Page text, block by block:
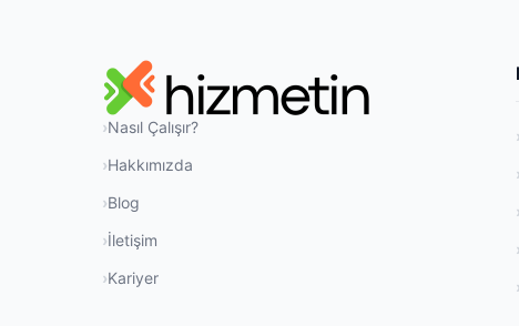
Nasıl Çalışır?
Hakkımızda
Blog
İletişim
Kariyer